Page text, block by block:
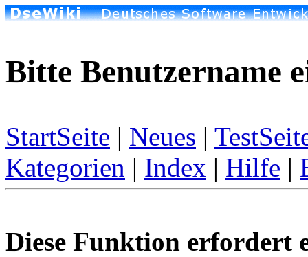
Bitte Benutzername
StartSeite | Neues |
Kategorien | Index | Hilfe |
Diese Funktion erfordert